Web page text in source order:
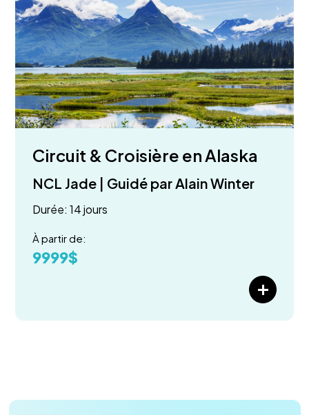
Circuit & Croisière en Alaska
NCL Jade | Guidé par Alain Winter
Durée: 14 jours
À partir de:
9999$